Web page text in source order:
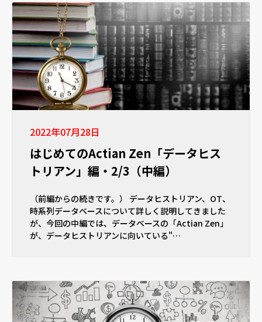
2022年07月28日
はじめてのActian Zen「データヒス
トリアン」編・2/3（中編）
（前編からの続きです。） データヒストリアン、OT、
時系列データベースについて詳しく説明してきました
が、今回の中編では、データベースの「Actian Zen」
が、データヒストリアンに向いている"…